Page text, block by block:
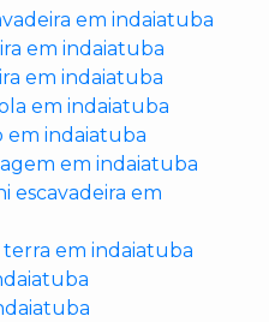
em indaiatuba
em indaiatuba
em indaiatuba
em indaiatuba
em indaiatuba
em indaiatuba
escavadeira em
terra em indaiatuba